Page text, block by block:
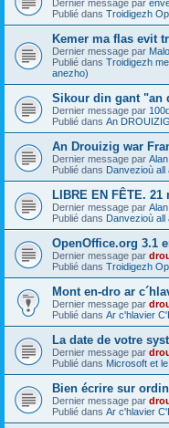
Dernier message par
Publié dans Troidigezh
Kemer ma flas evit
Dernier message par
Publié dans Troidigezh
anezho)
Sikour din gant "an
Dernier message par
Publié dans An
An Drouizig war
Dernier message par
Publié dans Danvezioù all
LIBRE EN FÊTE.
Dernier message par
Publié dans Danvezioù all
OpenOffice.org 3.1
Dernier message par
Publié dans Troidigezh
Mont en-dro ar
Dernier message par
Publié dans Ar c'hlavier
La date de votre
Dernier message par
Publié dans Microsoft et
Bien écrire sur
Dernier message par
Publié dans Ar c'hlavier